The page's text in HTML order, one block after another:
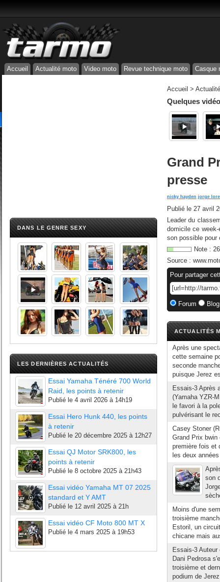
Accueil Actualité moto Video moto Revue technique moto Casque
DANS LE GENRE SEXY
LES DERNIÈRES ACTUALITÉS
Essai Yamaha Ténéré 700 World
Raid, les points à retenir
Publié le 4 avril 2026 à 14h19
Essai Hero Hunk 440, les points
à retenir
Publié le 20 décembre 2025 à 12h27
Essai QJ Motor SRK800, les
points à retenir
Publié le 8 octobre 2025 à 21h43
Essai vidéo Yamaha MT 07 2025
standard et Y AMT
Publié le 12 avril 2025 à 21h
Essai vidéo CF Moto 800 MT X
Publié le 4 mars 2025 à 19h53
Accueil >
Quelques
Grand
presse
nicky hayden jorge
Publié le 27 avril
Leader du
domicile ce
son possible pour
Note : 26
Source :
Pour partager
Forum
ACTUALITÉS
Après une
cette semaine
seconde
puisque Jerez
Essais-3 Après
(Yamaha YZR-
le favori à la
pulvérisant le
Casey Stoner
Grand Prix
première fois et
les deux
son
Moins d'une
troisième
Estoril, un
chicane mais
Essais-3
Dani Pedrosa
troisième et
podium de